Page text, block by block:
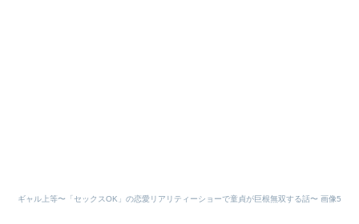
ギャル上等〜「セックスOK」の恋愛リアリティーショーで童貞が巨根無双する話〜 画像5